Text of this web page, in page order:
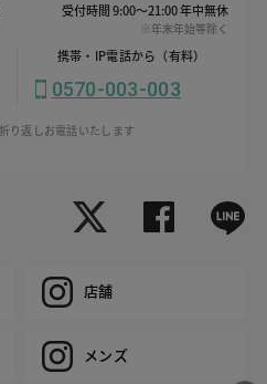
受付時間 9:00～21:00 年中無休
※年末年始等除く
携帯・IP電話から（有料）
0570-003-003
り返しお電話いたします
店舗
メンズ